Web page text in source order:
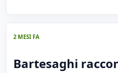
2 MESI FA
Bartesaghi